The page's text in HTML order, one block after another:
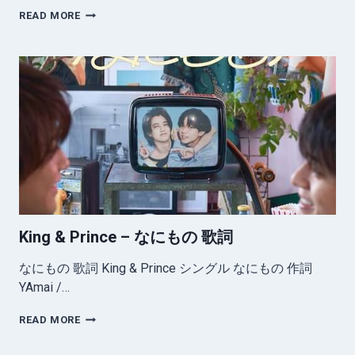
READ MOREKING
–
MY
LOVE
SONG
歌
詞
King & Prince – なにもの 歌詞
なにもの 歌詞 King & Prince シングル なにもの 作詞
YAmai /…
READ MOREKING